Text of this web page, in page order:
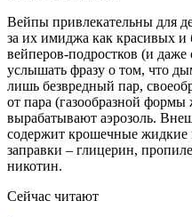
Вейпы привлекательны для
за их имиджа как красивых и
вейперов-подростков (и
услышать фразу о том, что
лишь безвредный пар,
от пара (газообразной
вырабатывают аэрозоль.
содержит крошечные жидкие
заправки – глицерин,
никотин.
Сейчас читают